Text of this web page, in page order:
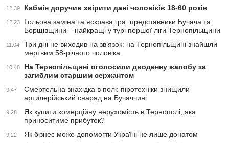
12:39 Кабмін доручив звірити дані чоловіків 18-60 років
12:23
Гольова заміна та яскрава гра: представники Бучача та
Борщівщини – найкращі у турі першої ліги Тернопільщини
11:04
Три дні не виходив на зв’язок: на Тернопільщині знайшли
мертвим 58-річного чоловіка
10:48
На Тернопільщині оголосили дводенну жалобу за
загиблим старшим сержантом
9:47
Смертельна знахідка в полі: піротехніки знищили
артилерійський снаряд на Бучаччині
9:28
Як купити комерційну нерухомість в Тернополі, яка
приноситиме прибуток?
9:22 Як бізнес може допомогти Україні не лише донатом